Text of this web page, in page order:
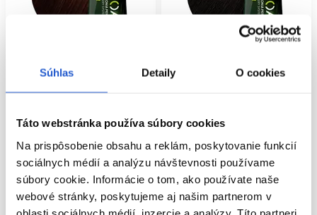
Súhlas Detaily O cookies
Táto webstránka používa súbory cookies
Na prispôsobenie obsahu a reklám, poskytovanie funkcií
sociálnych médií a analýzu návštevnosti používame
súbory cookie. Informácie o tom, ako používate naše
webové stránky, poskytujeme aj našim partnerom v
oblasti sociálnych médií, inzercie a analýzy. Títo partneri
permanentná farba na vlasy bez
amoniaku 5.5 60g
L'Oréal Professionnel
Oxidačné farby na vlasy
11.50 €
permanentná farba na vlasy bez
amoniaku 4.8 60g
L'Oréal Professionnel
Oxidačné farby na vlasy
11.50 €